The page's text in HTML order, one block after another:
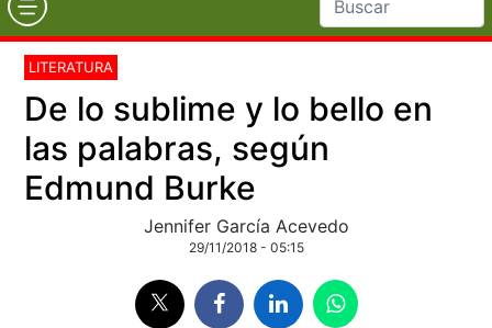
LITERATURA
De lo sublime y lo bello en
las palabras, según
Edmund Burke
Jennifer García Acevedo
29/11/2018 - 05:15